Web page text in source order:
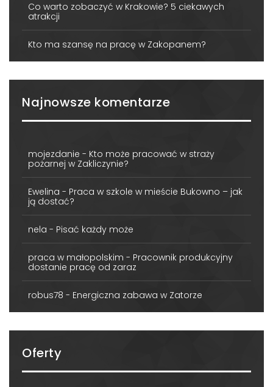
Co warto zobaczyć w Krakowie? 5 ciekawych
atrakcji
Kto ma szansę na pracę w Zakopanem?
Najnowsze komentarze
mojezdanie - Kto może pracować w straży
pożarnej w Zakliczynie?
Ewelina - Praca w szkole w mieście Bukowno – jak
ją dostać?
nela - Pisać każdy może
praca w małopolskim - Pracownik produkcyjny
dostanie pracę od zaraz
robus78 - Energiczna zabawa w Zatorze
Oferty